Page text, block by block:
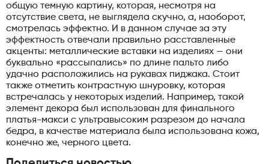
общую темную картину, которая, несмотря на
отсутствие света, не выглядела скучно, а, наоборот,
смотрелась эффектно. И в данном случае за эту
эффектность отвечали правильно расставленные
акценты: металлические вставки на изделиях — они
буквально «рассыпались» по длине пальто либо
удачно расположились на рукавах пиджака. Стоит
также отметить контрастную шнуровку, которая
встречалась у некоторых изделий. Например, такой
элемент декора был использован для финального
платья-макси с ультравысоким разрезом до начала
бедра, в качестве материала была использована кожа,
конечно же, черного цвета.